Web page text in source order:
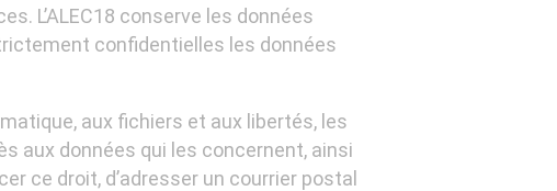
L’ALEC18 conserve les données
confidentielles les données
aux fichiers et aux libertés, les
aux données qui les concernent, ainsi
ce droit, d’adresser un courrier postal